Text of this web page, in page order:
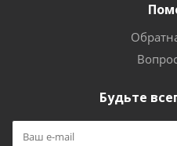
Будьте